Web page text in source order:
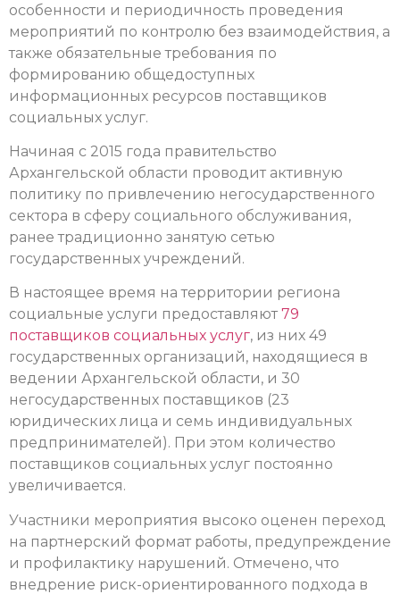
особенности и периодичность проведения
мероприятий по контролю без взаимодействия, а
также обязательные требования по
формированию общедоступных
информационных ресурсов поставщиков
социальных услуг.
Начиная с 2015 года правительство
Архангельской области проводит активную
политику по привлечению негосударственного
сектора в сферу социального обслуживания,
ранее традиционно занятую сетью
государственных учреждений.
В настоящее время на территории региона
социальные услуги предоставляют 79
поставщиков социальных услуг, из них 49
государственных организаций, находящиеся в
ведении Архангельской области, и 30
негосударственных поставщиков (23
юридических лица и семь индивидуальных
предпринимателей). При этом количество
поставщиков социальных услуг постоянно
увеличивается.
Участники мероприятия высоко оценен переход
на партнерский формат работы, предупреждение
и профилактику нарушений. Отмечено, что
внедрение риск-ориентированного подхода в